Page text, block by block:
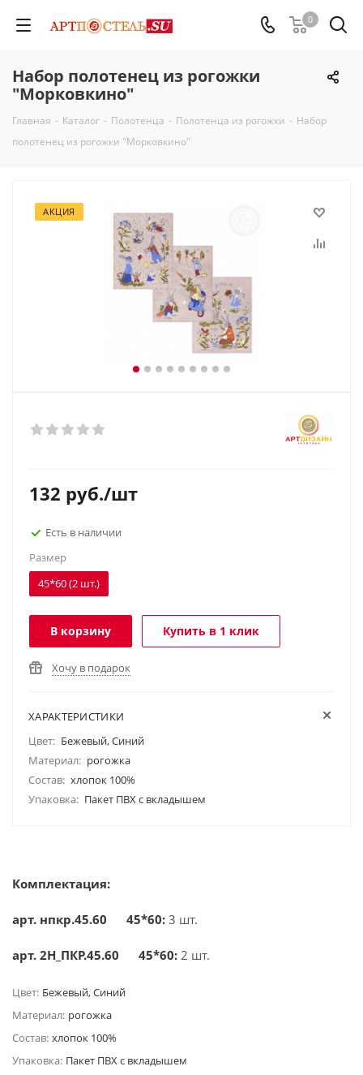
0
Набор полотенец из рогожки
"Морковкино"
Главная - Каталог - Полотенца - Полотенца из рогожки - Набор
полотенец из рогожки "Морковкино"
АКЦИЯ
132 руб./шт
Есть в наличии
Размер
45*60 (2 шт.)
В корзину Купить в 1 клик
Хочу в подарок
ХАРАКТЕРИСТИКИ
Цвет: Бежевый, Синий
Материал: рогожка
Состав: хлопок 100%
Упаковка: Пакет ПВХ с вкладышем
Комплектация:
арт. нпкр.45.60 45*60: 3 шт.
арт. 2Н_ПКР.45.60 45*60: 2 шт.
Цвет: Бежевый, Синий
Материал: рогожка
Состав: хлопок 100%
Упаковка: Пакет ПВХ с вкладышем